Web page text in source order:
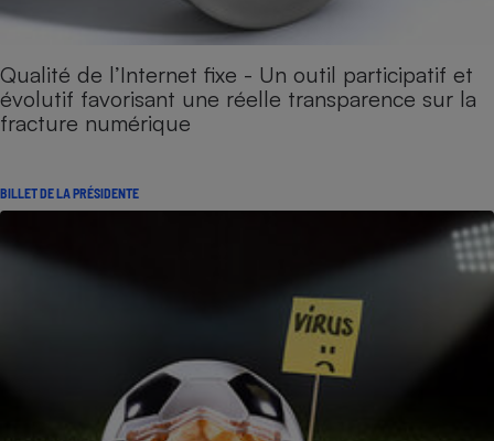
Qualité de l’Internet fixe - Un outil participatif et
évolutif favorisant une réelle transparence sur la
fracture numérique
BILLET DE LA PRÉSIDENTE